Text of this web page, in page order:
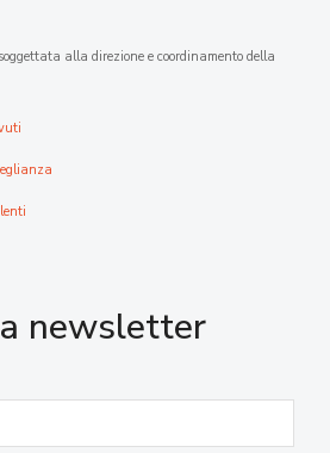
alla direzione e coordinamento della
newsletter